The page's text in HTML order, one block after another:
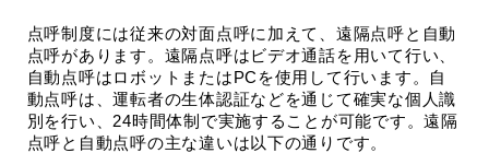
点呼制度には従来の対面点呼に加えて、遠隔点呼と自動
点呼があります。遠隔点呼はビデオ通話を用いて行い、
自動点呼はロボットまたはPCを使用して行います。自
動点呼は、運転者の生体認証などを通じて確実な個人識
別を行い、24時間体制で実施することが可能です。遠隔
点呼と自動点呼の主な違いは以下の通りです。